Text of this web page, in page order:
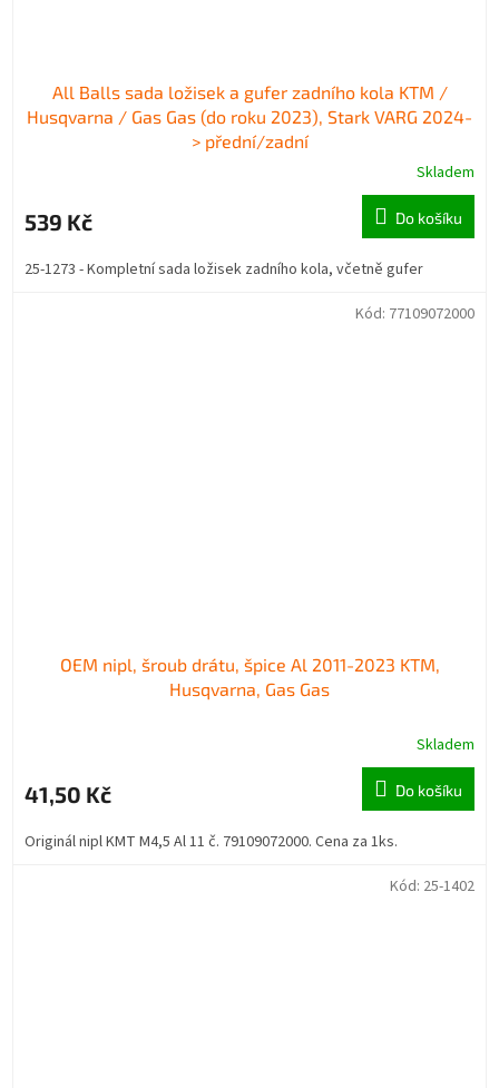
All Balls sada ložisek a gufer zadního kola KTM /
Husqvarna / Gas Gas (do roku 2023), Stark VARG 2024-
> přední/zadní
Skladem
539 Kč Do košíku
25-1273 - Kompletní sada ložisek zadního kola, včetně gufer
OEM nipl, šroub drátu, špice Al 2011-2023 KTM,
Husqvarna, Gas Gas
Skladem
41,50 Kč Do košíku
Originál nipl KMT M4,5 Al 11 č. 79109072000. Cena za 1ks.
Kód: 77109072000
Kód: 25-1402